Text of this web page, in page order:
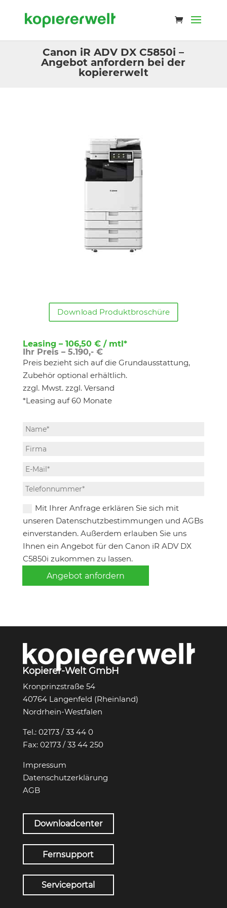
Canon iR ADV DX C5850i –
Angebot anfordern bei der
kopiererwelt
Download Produktbroschüre
Leasing – 106,50 € / mtl*
Ihr Preis – 5.190,- €
Preis bezieht sich auf die Grundausstattung,
Zubehör optional erhältlich.
zzgl. Mwst. zzgl. Versand
*Leasing auf 60 Monate
Mit Ihrer Anfrage erklären Sie sich mit
unseren Datenschutzbestimmungen und AGBs
einverstanden. Außerdem erlauben Sie uns
Ihnen ein Angebot für den Canon iR ADV DX
C5850i zukommen zu lassen.
Angebot anfordern
Kopierer-Welt GmbH
Kronprinzstraße 54
40764 Langenfeld (Rheinland)
Nordrhein-Westfalen
Tel.: 02173 / 33 44 0
Fax: 02173 / 33 44 250
Impressum
Datenschutzerklärung
AGB
Downloadcenter
Fernsupport
Serviceportal